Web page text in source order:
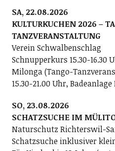
SA, 22.08.2026
KULTURKUCHEN 2026 –
TANZVERANSTALTUNG
Verein Schwalbenschlag
Schnupperkurs 15.30-16.30
Milonga (Tango-
15.30-21.00 Uhr,
SO, 23.08.2026
SCHATZSUCHE IM
Naturschutz Richterswil-
Schatzsuche inklusiver